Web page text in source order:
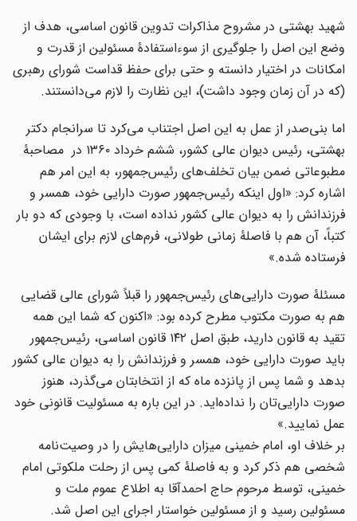
شهید بهشتی در مشروح مذاکرات تدوین قانون اساسی، هدف از
وضع این اصل را جلوگیری از سوءاستفادۀ مسئولین از قدرت و
امکانات در اختیار دانسته و حتی برای حفظ قداست شورای رهبری
(که در آن زمان وجود داشت)، این نظارت را لازم می‌دانستند.
اما بنی‌صدر از عمل به این اصل اجتناب می‌کرد تا سرانجام دکتر
بهشتی، رئیس دیوان عالی کشور، ششم خرداد ۱۳۶۰ در مصاحبۀ
مطبوعاتی ضمن بیان تخلف‌های رئیس‌جمهور، به این امر هم
اشاره کرد: «اول اینکه رئیس‌جمهور صورت دارایی خود، همسر و
فرزندانش را به دیوان عالی کشور نداده است، با وجودی که دو بار
کتباً، آن هم با فاصلۀ زمانی طولانی، فرم‌های لازم برای ایشان
فرستاده شده.»
مسئلۀ صورت دارایی‌های رئیس‌جمهور را قبلاً شورای عالی قضایی
هم به صورت مکتوب مطرح کرده بود: «اکنون که شما این همه
تقید به قانون دارید، طبق اصل ۱۴۲ قانون اساسی، رئیس‌جمهور
باید صورت دارایی خود، همسر و فرزندانش را به دیوان عالی کشور
بدهد و شما پس از پانزده ماه که از انتخابتان می‌گذرد، هنوز
صورت دارایی‌تان را نداده‌اید. در این باره به مسئولیت قانونی خود
عمل نمایید.»
بر خلاف او، امام خمینی میزان دارایی‌هایش را در وصیت‌نامه
شخصی هم ذکر کرد و به فاصلۀ کمی پس از رحلت ملکوتی امام
خمینی، توسط مرحوم حاج احمدآقا به اطلاع عموم ملت و
مسئولین رسید و از مسئولین خواستار اجرای این اصل شد.